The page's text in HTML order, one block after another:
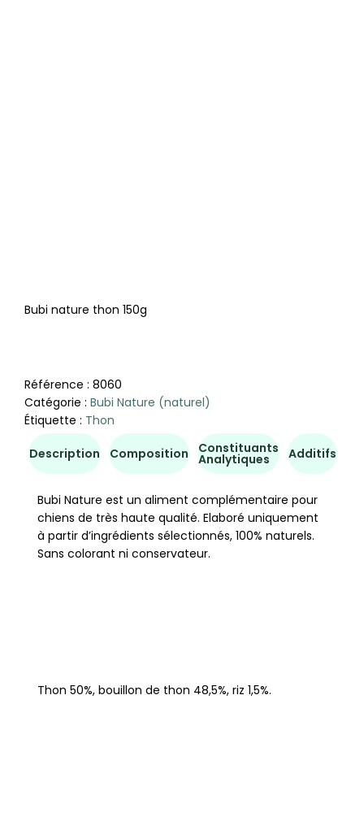
Bubi nature thon 150g
Référence : 8060
Catégorie : Bubi Nature (naturel)
Étiquette : Thon
Description Composition Constituants
Analytiques Additifs
Bubi Nature est un aliment complémentaire pour
chiens de très haute qualité. Elaboré uniquement
à partir d’ingrédients sélectionnés, 100% naturels.
Sans colorant ni conservateur.
Thon 50%, bouillon de thon 48,5%, riz 1,5%.